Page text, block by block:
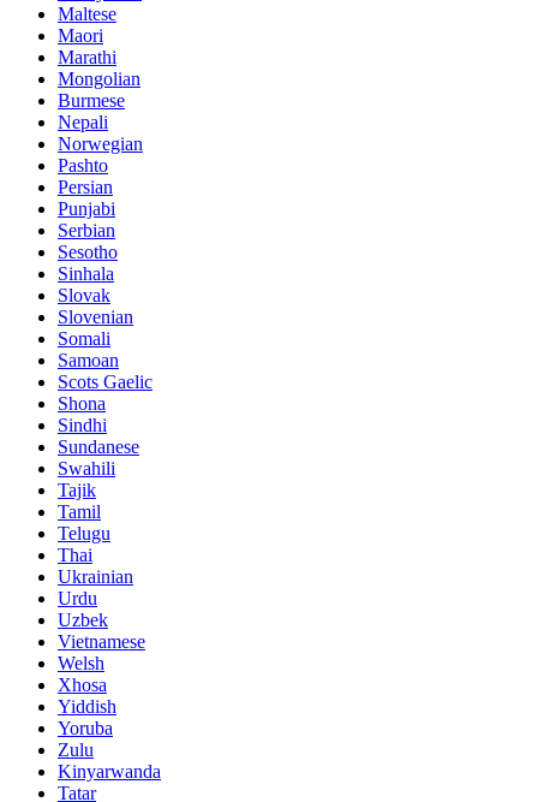
Maltese
Maori
Marathi
Mongolian
Burmese
Nepali
Norwegian
Pashto
Persian
Punjabi
Serbian
Sesotho
Sinhala
Slovak
Slovenian
Somali
Samoan
Scots Gaelic
Shona
Sindhi
Sundanese
Swahili
Tajik
Tamil
Telugu
Thai
Ukrainian
Urdu
Uzbek
Vietnamese
Welsh
Xhosa
Yiddish
Yoruba
Zulu
Kinyarwanda
Tatar